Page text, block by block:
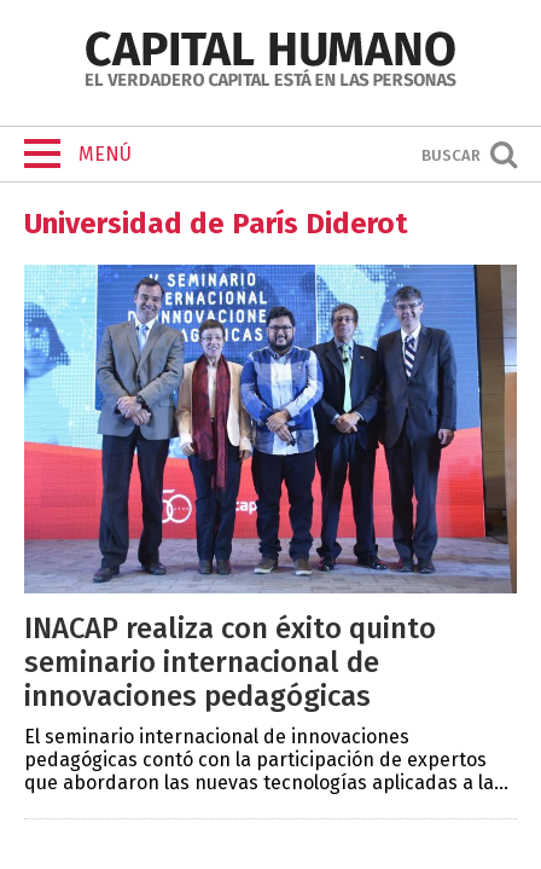
MENÚ BUSCAR
Universidad de París Diderot
INACAP realiza con éxito quinto
seminario internacional de
innovaciones pedagógicas
El seminario internacional de innovaciones
pedagógicas contó con la participación de expertos
que abordaron las nuevas tecnologías aplicadas a la...